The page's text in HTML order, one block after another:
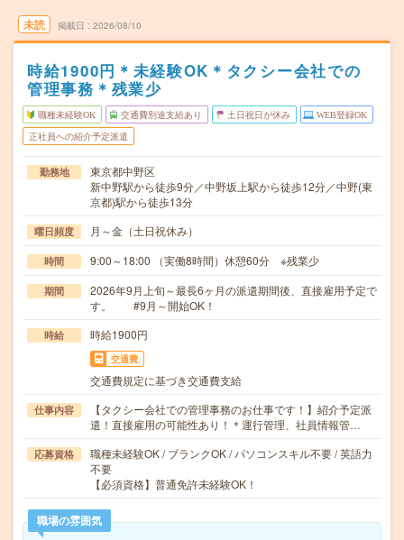
未読 掲載日 2026/08/10
時給1900円＊未経験OK＊タクシー会社での
管理事務＊残業少
職種未経験OK 交通費別途支給あり 土日祝日が休み WEB登録OK
正社員への紹介予定派遣
勤務地
東京都中野区
新中野駅から徒歩9分／中野坂上駅から徒歩12分／中野(東
京都)駅から徒歩13分
曜日頻度 月～金（土日祝休み）
時間 9:00～18:00 （実働8時間）休憩60分 ※残業少
期間
2026年9月上旬～最長6ヶ月の派遣期間後、直接雇用予定で
す。 #9月～開始OK！
時給 時給1900円
交通費
交通費規定に基づき交通費支給
仕事内容
【タクシー会社での管理事務のお仕事です！】紹介予定派
遣！直接雇用の可能性あり！＊運行管理、社員情報管…
応募資格
職種未経験OK / ブランクOK / パソコンスキル不要 / 英語力
不要
【必須資格】普通免許未経験OK！
職場の雰囲気